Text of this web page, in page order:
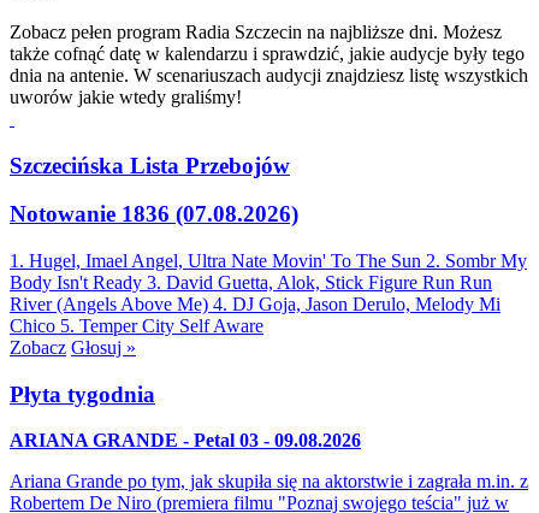
Zobacz pełen program Radia Szczecin na najbliższe dni. Możesz
także cofnąć datę w kalendarzu i sprawdzić, jakie audycje były tego
dnia na antenie. W scenariuszach audycji znajdziesz listę wszystkich
uworów jakie wtedy graliśmy!
Szczecińska Lista Przebojów
Notowanie 1836 (07.08.2026)
1. Hugel, Imael Angel, Ultra Nate Movin' To The Sun 2. Sombr My
Body Isn't Ready 3. David Guetta, Alok, Stick Figure Run Run
River (Angels Above Me) 4. DJ Goja, Jason Derulo, Melody Mi
Chico 5. Temper City Self Aware
Zobacz Głosuj »
Płyta tygodnia
ARIANA GRANDE - Petal 03 - 09.08.2026
Ariana Grande po tym, jak skupiła się na aktorstwie i zagrała m.in. z
Robertem De Niro (premiera filmu "Poznaj swojego teścia" już w